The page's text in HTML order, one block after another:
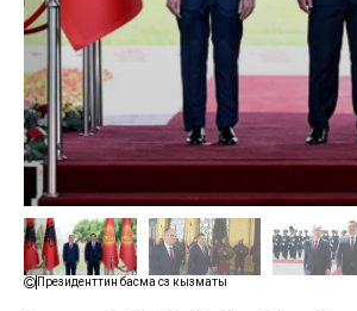
Президенттин басма сөз кызматы